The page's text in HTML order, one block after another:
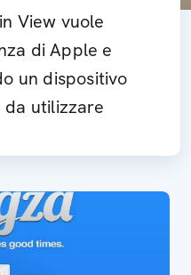
View vuole
di Apple e
un dispositivo
da utilizzare